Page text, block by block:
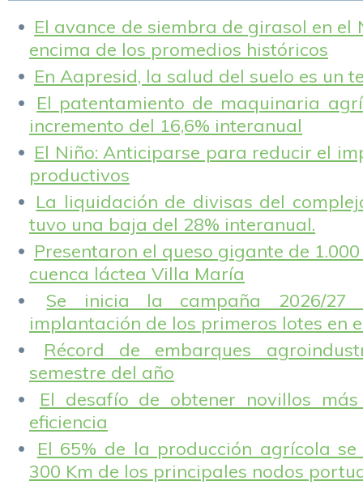
El avance de siembra de girasol en el
encima de los promedios históricos
En Aapresid, la salud del suelo es un
El patentamiento de maquinaria
incremento del 16,6% interanual
El Niño: Anticiparse para reducir el
productivos
La liquidación de divisas del
tuvo una baja del 28% interanual.
Presentaron el queso gigante de
cuenca láctea Villa María
Se inicia la campaña 2026/
implantación de los primeros lotes en
Récord de embarques
semestre del año
El desafío de obtener novillos
eficiencia
El 65% de la producción agrícola
300 Km de los principales nodos